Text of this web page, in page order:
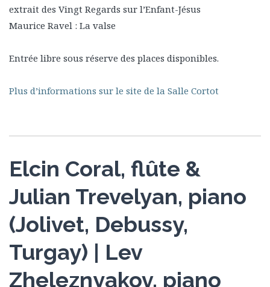
extrait des Vingt Regards sur l’Enfant-Jésus
Maurice Ravel : La valse
Entrée libre sous réserve des places disponibles.
Plus d’informations sur le site de la Salle Cortot
Elcin Coral, flûte &
Julian Trevelyan, piano
(Jolivet, Debussy,
Turgay) | Lev
Zheleznyakov, piano